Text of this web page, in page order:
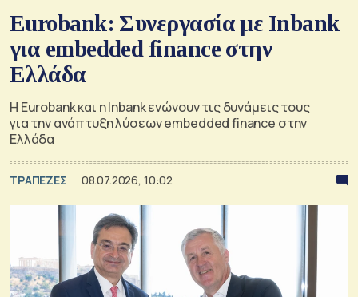
Eurobank: Συνεργασία με Inbank
για embedded finance στην
Ελλάδα
Η Eurobank και η Inbank ενώνουν τις δυνάμεις τους
για την ανάπτυξη λύσεων embedded finance στην
Ελλάδα
ΤΡΑΠΕΖΕΣ 08.07.2026, 10:02